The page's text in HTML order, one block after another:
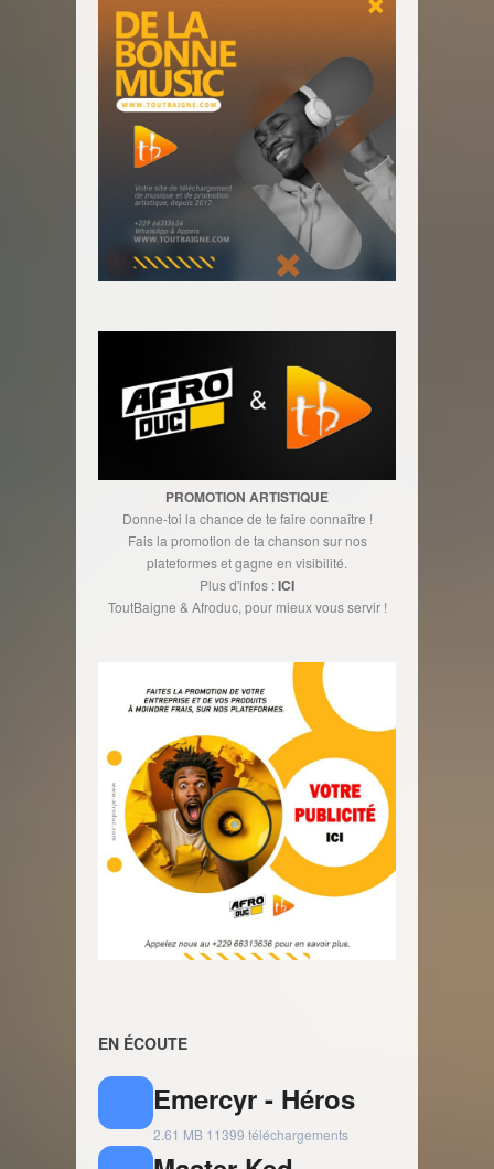
PROMOTION ARTISTIQUE
Donne-toi la chance de te faire connaître !
Fais la promotion de ta chanson sur nos
plateformes et gagne en visibilité.
Plus d'infos :ICI
ToutBaigne & Afroduc, pour mieux vous servir !
EN ÉCOUTE
Emercyr - Héros
2.61 MB 11399 téléchargements